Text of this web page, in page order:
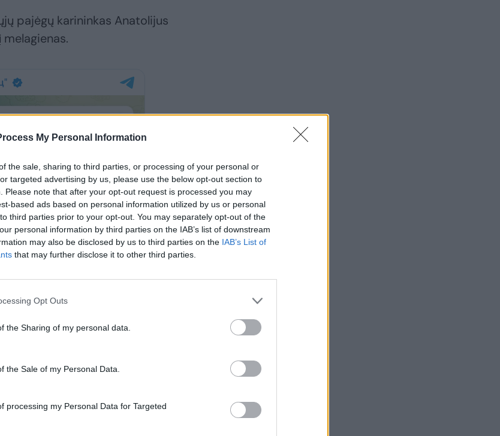
My Personal Information
the sale, sharing to third parties, or processing of your personal or
targeted advertising by us, please use the below opt-out section to
Please note that after your opt-out request is processed you may
based ads based on personal information utilized by us or personal
third parties prior to your opt-out. You may separately opt-out of the
personal information by third parties on the IAB’s list of downstream
may also be disclosed by us to third parties on the IAB’s List of
that may further disclose it to other third parties.
Opt Outs
the Sharing of my personal data.
the Sale of my Personal Data.
processing my Personal Data for Targeted
pajėgų karininkas Anatolijus